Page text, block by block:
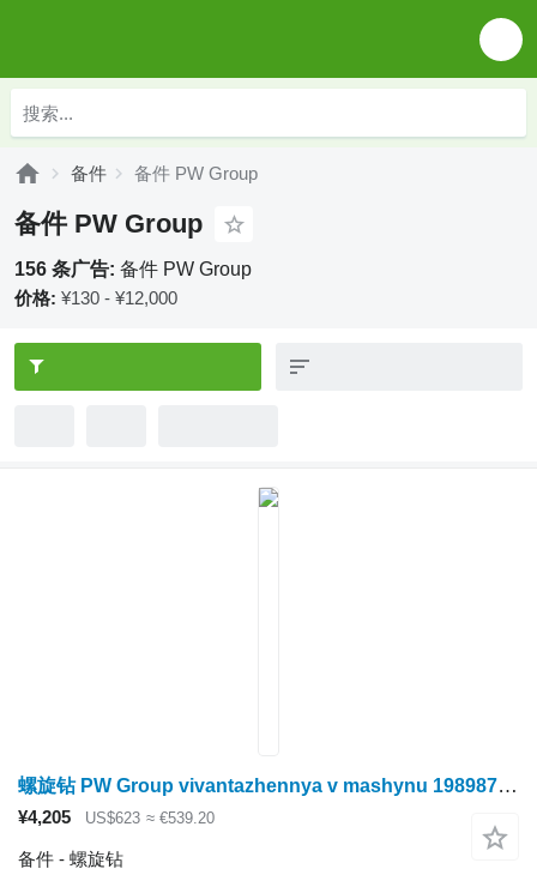
备件 备件 PW Group
备件 PW Group
156 条广告: 备件 PW Group
价格: ¥130 - ¥12,000
螺旋钻 PW Group vivantazhennya v mashynu 198987A2
¥4,205 US$623 ≈ €539.20
备件 - 螺旋钻